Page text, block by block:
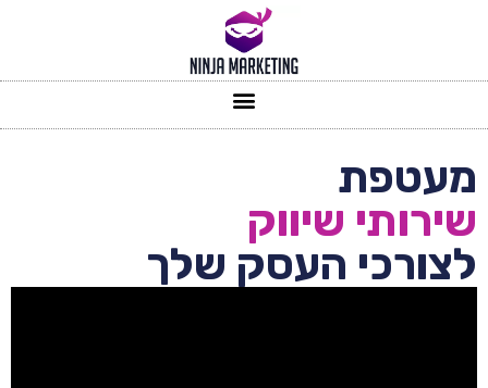
מעטפת
שירותי שיווק
לצורכי העסק שלך